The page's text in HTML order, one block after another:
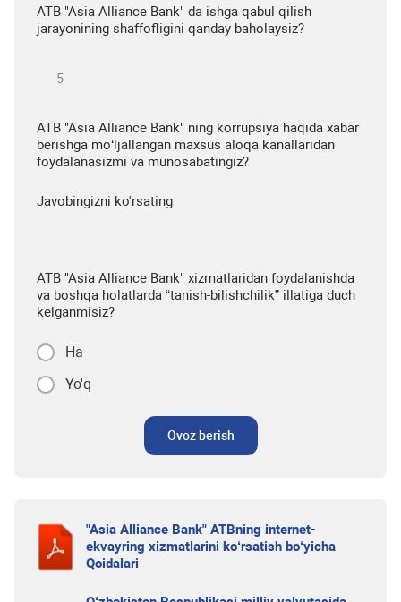
ATB "Asia Alliance Bank" da ishga qabul qilish
jarayonining shaffofligini qanday baholaysiz?
ATB "Asia Alliance Bank" ning korrupsiya haqida xabar
berishga mo‘ljallangan maxsus aloqa kanallaridan
foydalanasizmi va munosabatingiz?
Javobingizni ko'rsating
ATB "Asia Alliance Bank" xizmatlaridan foydalanishda
va boshqa holatlarda “tanish-bilishchilik” illatiga duch
kelganmisiz?
Ha
Yo'q
Ovoz berish
"Asia Alliance Bank" ATBning internet-
ekvayring xizmatlarini ko‘rsatish bo‘yicha
Qoidalari